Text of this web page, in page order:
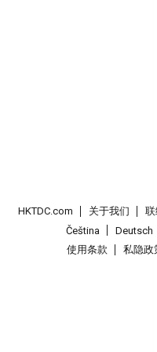
HKTDC.com 关于我们
Čeština
Deutsch
使用条款
私隐政